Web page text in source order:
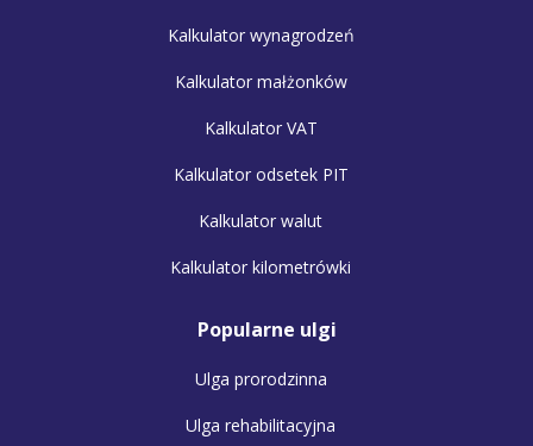
Kalkulator wynagrodzeń
Kalkulator małżonków
Kalkulator VAT
Kalkulator odsetek PIT
Kalkulator walut
Kalkulator kilometrówki
Popularne ulgi
Ulga prorodzinna
Ulga rehabilitacyjna